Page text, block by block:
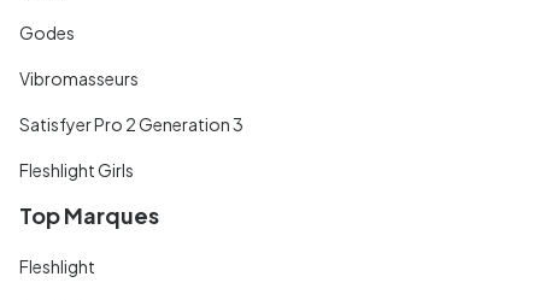
Godes
Vibromasseurs
Satisfyer Pro 2 Generation 3
Fleshlight Girls
Top Marques
Fleshlight